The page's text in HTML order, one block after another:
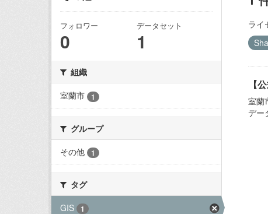
フォロワー
0
データセット
1
組織
室蘭市
1
グループ
その他
1
タグ
GIS
1
ライ
【
室蘭
デー